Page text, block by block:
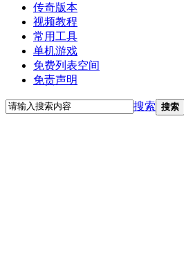
传奇版本
视频教程
常用工具
单机游戏
免费列表空间
免责声明
搜索 搜索